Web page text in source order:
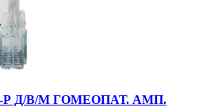
Р Д/В/М ГОМЕОПАТ. АМП.